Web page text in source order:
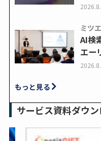
ミツ
AI検
エー
もっと見る
サービス資料ダウ